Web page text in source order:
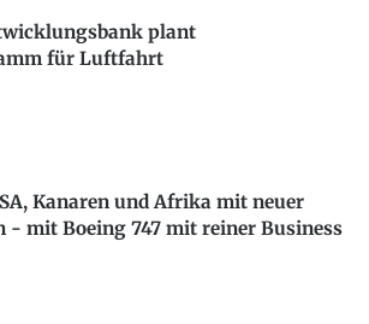
plant
für Luftfahrt
Kanaren und Afrika mit neuer
- mit Boeing 747 mit reiner Business